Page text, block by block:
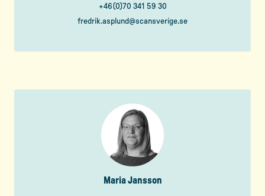
+46(0)70 341 59 30
fredrik.asplund@scansverige.se
Maria Jansson